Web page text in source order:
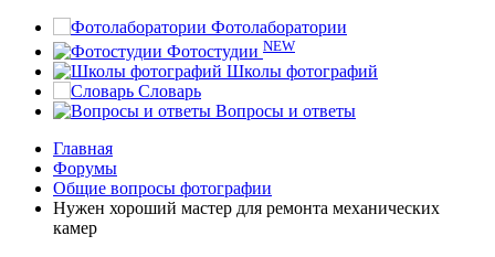
Фотолаборатории
Фотостудии NEW
Школы фотографий
Словарь
Вопросы и ответы
Главная
Форумы
Общие вопросы фотографии
Нужен хороший мастер для ремонта механических
камер